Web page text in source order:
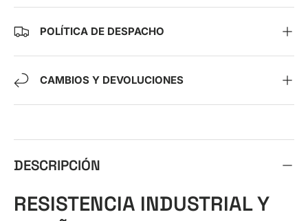
POLÍTICA DE DESPACHO
CAMBIOS Y DEVOLUCIONES
DESCRIPCIÓN
RESISTENCIA INDUSTRIAL Y